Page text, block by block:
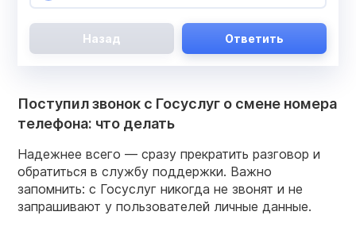
Назад Ответить
Поступил звонок с Госуслуг о смене номера
телефона: что делать
Надежнее всего — сразу прекратить разговор и
обратиться в службу поддержки. Важно
запомнить: с Госуслуг никогда не звонят и не
запрашивают у пользователей личные данные.